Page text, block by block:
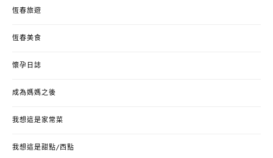
恆春旅遊
恆春美食
懷孕日誌
成為媽媽之後
我想這是家常菜
我想這是甜點/西點